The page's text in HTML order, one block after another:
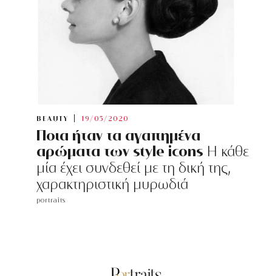
BEAUTY 19/05/2020
Ποια ήταν τα αγαπημένα
αρώματα των style icons Η κάθε
μία έχει συνδεθεί με τη δική της,
χαρακτηριστική μυρωδιά
portraits